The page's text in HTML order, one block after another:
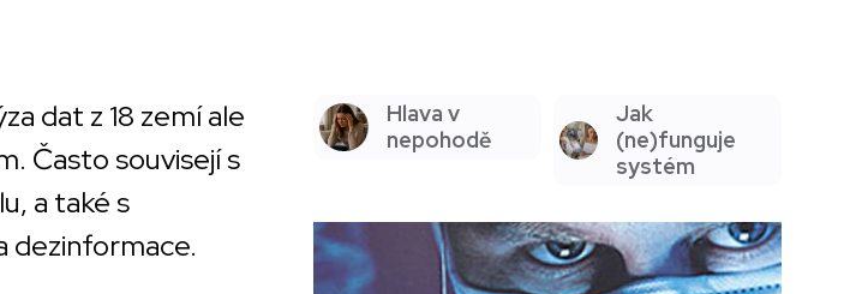
dat z 18 zemí ale
Často souvisejí s
a také s
dezinformace.
Hlava v
nepohodě
Jak
(ne)funguje
systém